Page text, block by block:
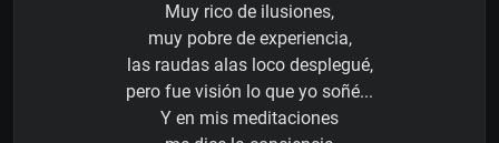
Muy rico de ilusiones,
muy pobre de experiencia,
las raudas alas loco desplegué,
pero fue visión lo que yo soñé...
Y en mis meditaciones